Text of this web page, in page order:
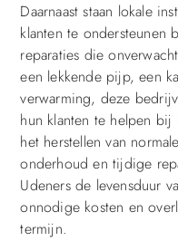
Daarnaast staan lokale
klanten te ondersteunen
reparaties die
een lekkende pijp, een
verwarming, deze
hun klanten te helpen
het herstellen van
onderhoud en tijdige
Udeners de levensduur
onnodige kosten en
termijn.